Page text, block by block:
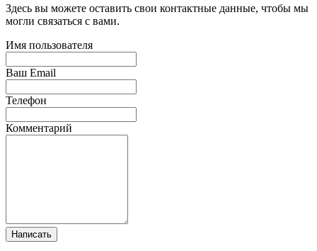
Здесь вы можете оставить свои контактные данные, чтобы мы
могли связаться с вами.
Имя пользователя
Ваш Email
Телефон
Комментарий
Написать